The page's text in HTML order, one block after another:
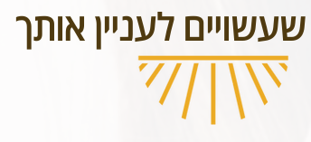
לעניין אותך